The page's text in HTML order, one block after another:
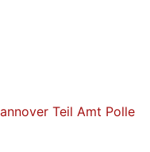
Teil Amt Polle